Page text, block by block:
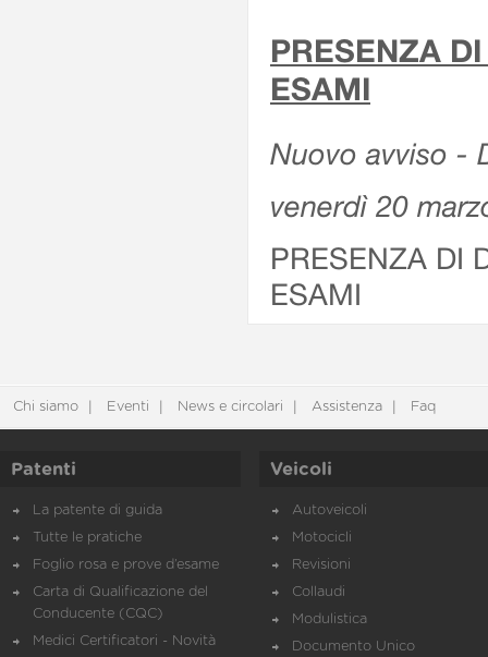
PRESENZA
ESAMI
Nuovo avviso -
venerdì 20
PRESENZA DI
ESAMI
Chi siamo Eventi News e circolari Assistenza Faq
Patenti
La patente di guida
Tutte le pratiche
Foglio rosa e prove d’esame
Carta di Qualificazione del
Conducente (CQC)
Medici Certificatori - Novità
Veicoli
Autoveicoli
Motocicli
Revisioni
Collaudi
Modulistica
Documento Unico